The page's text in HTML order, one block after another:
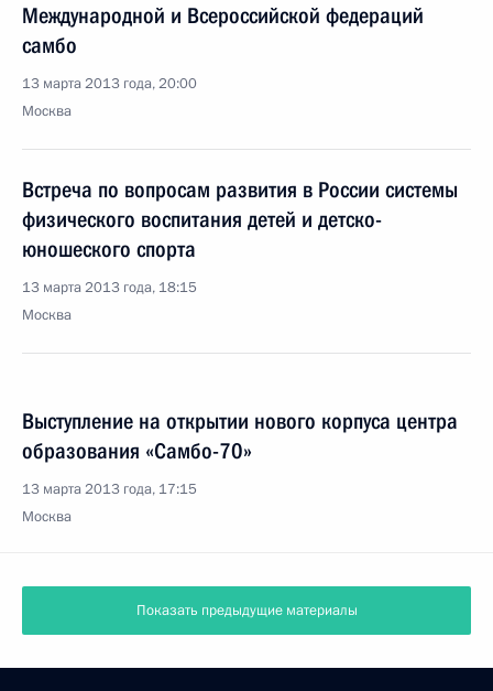
Международной и Всероссийской федераций
самбо
13 марта 2013 года, 20:00
Москва
Встреча по вопросам развития в России системы
физического воспитания детей и детско-
юношеского спорта
13 марта 2013 года, 18:15
Москва
Выступление на открытии нового корпуса центра
образования «Самбо-70»
13 марта 2013 года, 17:15
Москва
Показать предыдущие материалы